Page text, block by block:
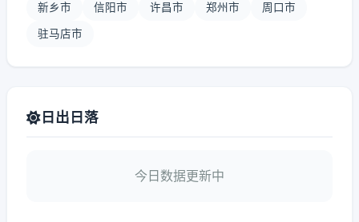
新乡市 信阳市 许昌市 郑州市 周口市
驻马店市
日出日落
今日数据更新中